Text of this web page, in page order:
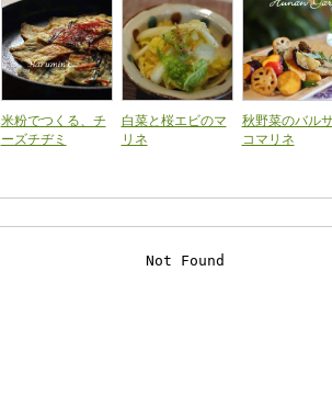
米粉でつくる、チ
ーズチヂミ
白菜と桜エビのマ
リネ
秋野菜のバル
コマリネ